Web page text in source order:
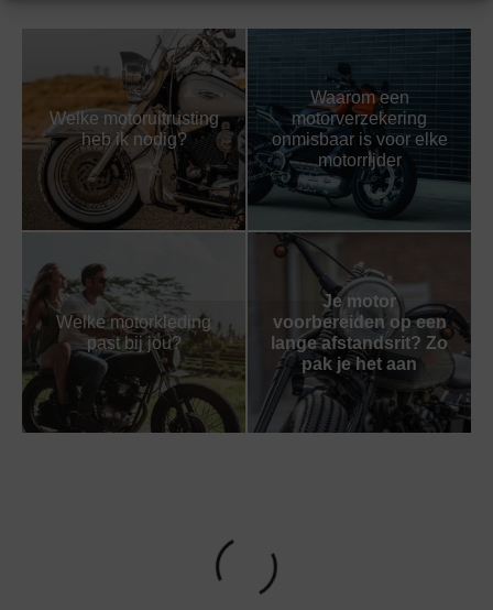
Welke motoruitrusting
heb ik nodig?
Waarom een
motorverzekering
onmisbaar is voor elke
motorrijder
Welke motorkleding
past bij jou?
Je motor
voorbereiden op een
lange afstandsrit? Zo
pak je het aan